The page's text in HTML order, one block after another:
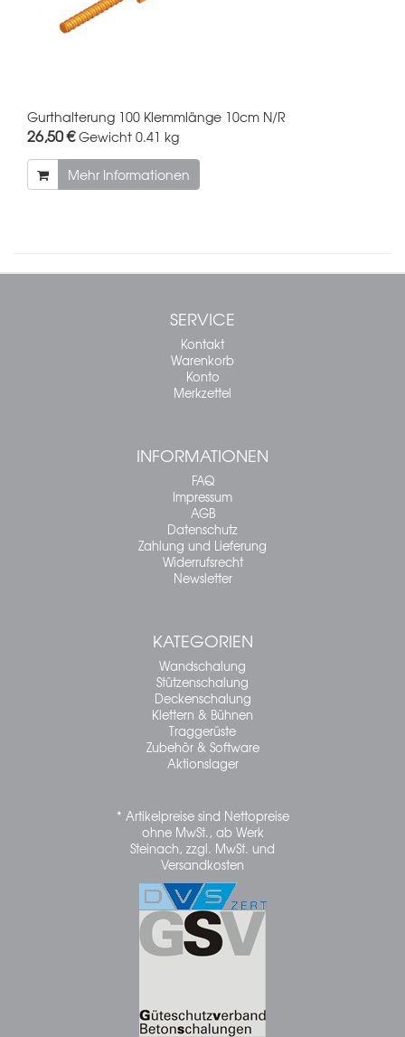
Gurthalterung 100 Klemmlänge 10cm N/R
26,50 €Gewicht 0.41 kg
Mehr Informationen
SERVICE
Kontakt
Warenkorb
Konto
Merkzettel
INFORMATIONEN
FAQ
Impressum
AGB
Datenschutz
Zahlung und Lieferung
Widerrufsrecht
Newsletter
KATEGORIEN
Wandschalung
Stützenschalung
Deckenschalung
Klettern & Bühnen
Traggerüste
Zubehör & Software
Aktionslager
* Artikelpreise sind Nettopreise
ohne MwSt., ab Werk
Steinach, zzgl. MwSt. und
Versandkosten